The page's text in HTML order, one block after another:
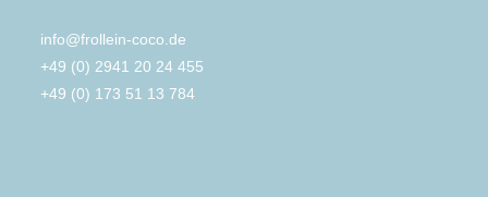
info@frollein-coco.de
+49 (0) 2941 20 24 455
+49 (0) 173 51 13 784